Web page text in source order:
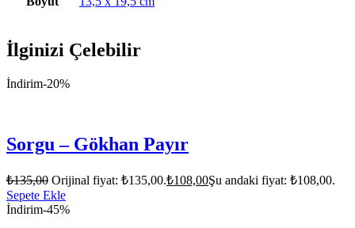
İlginizi Çelebilir
İndirim-20%
Sorgu – Gökhan Payır
₺135,00 Orijinal fiyat: ₺135,00.₺108,00Şu andaki fiyat: ₺108,00.
Sepete Ekle
İndirim-45%